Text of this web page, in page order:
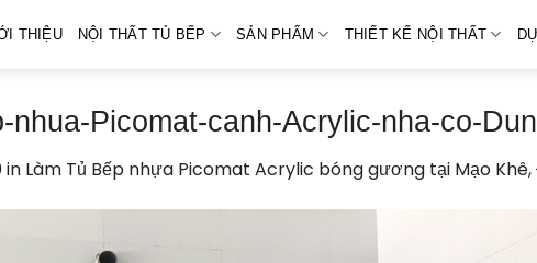
THIỆU NỘI THẤT TỦ BẾP SẢN PHẨM THIẾT KẾ NỘI THẤT
nhua-Picomat-canh-Acrylic-nha-co-
in Làm Tủ Bếp nhựa Picomat Acrylic bóng gương tại Mạo